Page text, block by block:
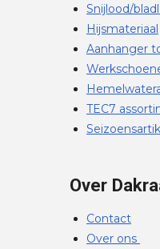
Snijlood/
Hijsmateriaal
Aanhanger
TEC7
Over
Contact
Over ons